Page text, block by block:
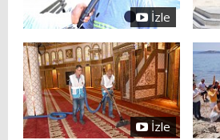
İzle
İzle